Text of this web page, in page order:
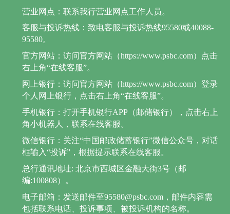
营业网点：联系我行营业网点工作人员。
客服与投诉热线：致电客服与投诉热线95580或40088-
95580。
官方网站：访问官方网站（https://www.psbc.com）点击
右上角“在线客服”。
网上银行：访问官方网站（https://www.psbc.com）登录
个人网上银行，点击右上角“在线客服”。
手机银行：打开手机银行APP（邮储银行），点击右上
角小机器人，联系在线客服。
微信银行：关注“中国邮政储蓄银行”微信公众号，对话
框输入“投诉”，根据提示联系在线客服。
总行通讯地址: 北京市西城区金融大街3号（邮
编:100808）。
电子邮箱：发送邮件至95580@psbc.com，邮件内容需
包括联系电话、投诉事项、被投诉机构的名称。